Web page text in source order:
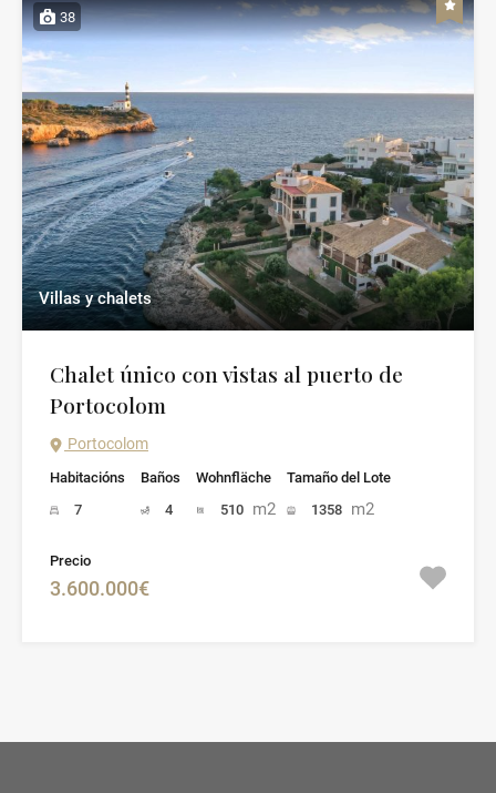
38
Villas y chalets
Chalet único con vistas al puerto de
Portocolom
Portocolom
Habitacións
7
Baños
4
Wohnfläche
510 m2
Tamaño del Lote
1358 m2
Precio
3.600.000€